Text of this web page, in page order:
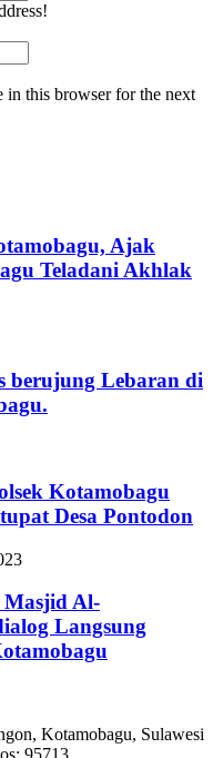
in this browser for the next
Ajak
Teladani Akhlak
berujung Lebaran di
Kotamobagu
Desa Pontodon
Masjid Al-
Langsung
Kotamobagu, Sulawesi
95713